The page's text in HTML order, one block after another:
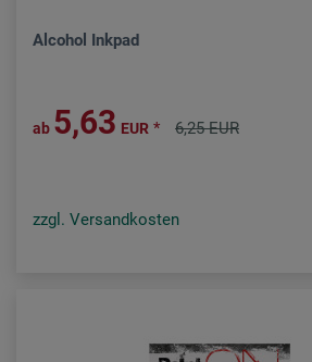
Alcohol Inkpad
ab 5,63 EUR * 6,25 EUR
zzgl. Versandkosten